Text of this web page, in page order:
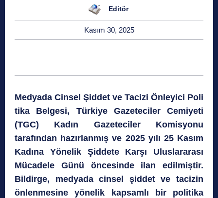
Editör
Kasım 30, 2025
Medyada Cinsel Şiddet ve Tacizi Önleyici Poli
tika
Belgesi, Türkiye Gazeteciler Cemiyeti
(TGC) Kadın Gazeteciler Komisyonu
tarafından hazırlanmış ve 2025 yılı 25 Kasım
Kadına Yönelik Şiddete Karşı Uluslararası
Mücadele Günü öncesinde ilan edilmiştir.
Bildirge, medyada cinsel şiddet ve tacizin
önlenmesine yönelik kapsamlı bir politika